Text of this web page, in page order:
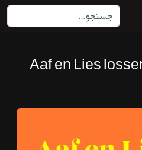
Aaf en Lies